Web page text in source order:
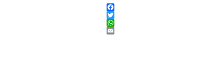
Facebook
Twitter
WhatsApp